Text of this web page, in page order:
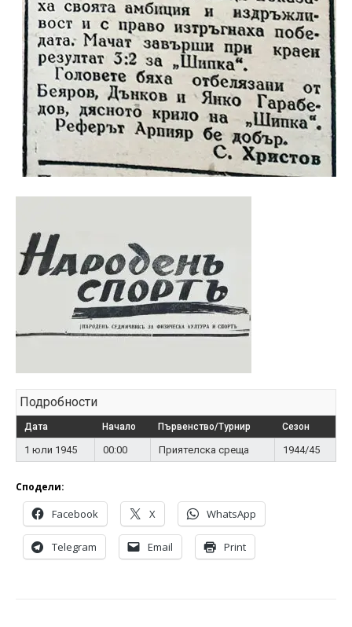
Подробности
Дата Начало Първенство/Турнир Сезон
1 юли 1945 00:00 Приятелска среща 1944/45
Сподели:
Facebook X WhatsApp
Telegram Email Print